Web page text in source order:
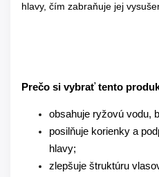
hlavy, čím zabraňuje jej
Prečo si vybrať tento
obsahuje ryžovú vodu,
posilňuje korienky a
hlavy;
zlepšuje štruktúru